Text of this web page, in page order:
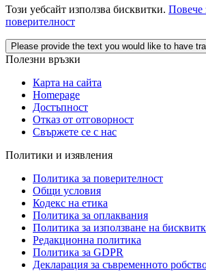
Този уебсайт използва бисквитки. Повече
поверителност
Please provide the text you would like to have
Полезни връзки
Карта на сайта
Homepage
Достъпност
Отказ от отговорност
Свържете се с нас
Политики и изявления
Политика за поверителност
Общи условия
Кодекс на етика
Политика за оплаквания
Политика за използване на
Редакционна политика
Политика за GDPR
Декларация за съвременното